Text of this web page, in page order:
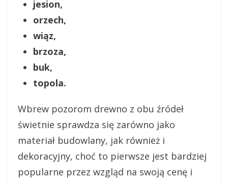
jesion,
orzech,
wiąz,
brzoza,
buk,
topola.
Wbrew pozorom drewno z obu źródeł
świetnie sprawdza się zarówno jako
materiał budowlany, jak również i
dekoracyjny, choć to pierwsze jest bardziej
popularne przez wzgląd na swoją cenę i